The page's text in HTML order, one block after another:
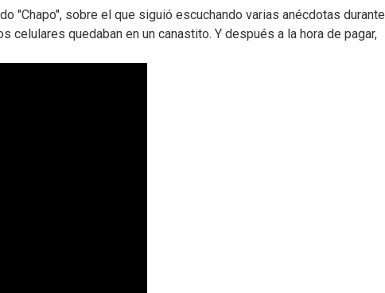
"Chapo", sobre el que siguió escuchando varias anécdotas durante
celulares quedaban en un canastito. Y después a la hora de pagar,